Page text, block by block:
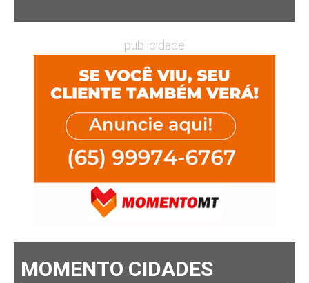
publicidade
MOMENTO CIDADES